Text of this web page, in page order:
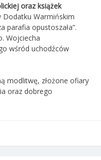
oraz książek
Dodatku Warmińskim
parafia opustoszała”.
Wojciecha
wśród uchodźców
modlitwę, złożone ofiary
oraz dobrego